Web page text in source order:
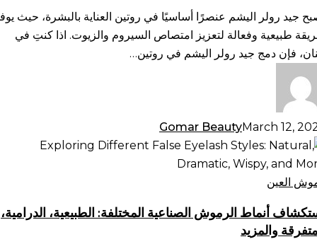
جيد رولر اليشم عنصرًا أساسيًا في روتين العناية بالبشرة، حيث
طبيعية وفعالة لتعزيز امتصاص السيروم والزيوت. اذا كنتِ في
فإن دمج جيد رولر اليشم في روتين…
Gomar BeautyMarch 12,
العين
أنماط الرموش الصناعية المختلفة: الطبيعية، الدرامية،
والمزيد